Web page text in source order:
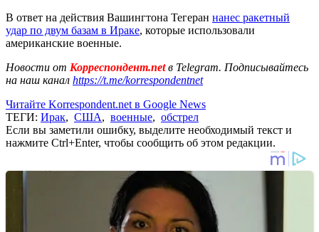
В ответ на действия Вашингтона Тегеран нанес ракетный
удар по двум базам в Ираке, которые использовали
американские военные.
Новости от Корреспондент.netв Telegram. Подписывайтесь
на наш канал https://t.me/korrespondentnet
Читайте Korrespondent.net в Google News
ТЕГИ: Ирак, США, военные, обстрел
Если вы заметили ошибку, выделите необходимый текст и
нажмите Ctrl+Enter, чтобы сообщить об этом редакции.